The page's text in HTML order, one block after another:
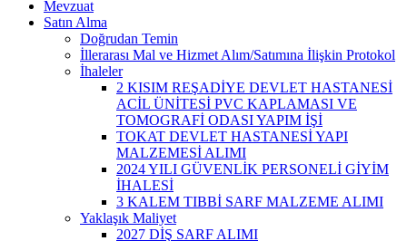
Mevzuat
Satın Alma
Doğrudan Temin
İllerarası Mal ve Hizmet Alım/Satımına İlişkin Protokol
İhaleler
2 KISIM REŞADİYE DEVLET HASTANESİ
ACİL ÜNİTESİ PVC KAPLAMASI VE
TOMOGRAFİ ODASI YAPIM İŞİ
TOKAT DEVLET HASTANESİ YAPI
MALZEMESİ ALIMI
2024 YILI GÜVENLİK PERSONELİ GİYİM
İHALESİ
3 KALEM TIBBİ SARF MALZEME ALIMI
Yaklaşık Maliyet
2027 DİŞ SARF ALIMI